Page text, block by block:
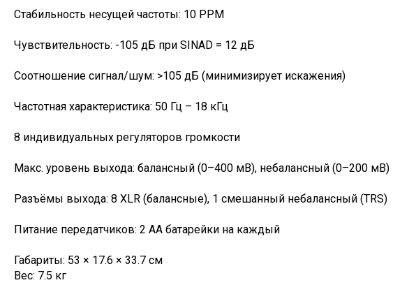
Стабильность несущей частоты: 10 PPM
Чувствительность: -105 дБ при SINAD = 12 дБ
Соотношение сигнал/шум: >105 дБ (минимизирует искажения)
Частотная характеристика: 50 Гц – 18 кГц
8 индивидуальных регуляторов громкости
Макс. уровень выхода: балансный (0–400 мВ), небалансный (0–200 мВ)
Разъёмы выхода: 8 XLR (балансные), 1 смешанный небалансный (TRS)
Питание передатчиков: 2 AA батарейки на каждый
Габариты: 53 × 17.6 × 33.7 см
Вес: 7.5 кг